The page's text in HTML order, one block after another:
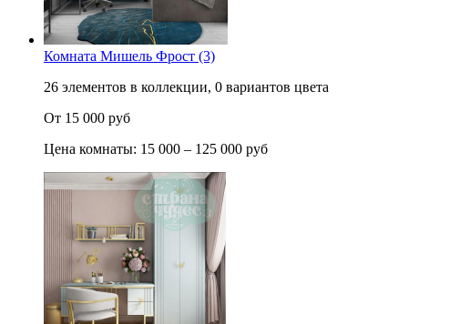
Комната Мишель Фрост (3)
26 элементов в коллекции, 0 вариантов цвета
От 15 000 руб
Цена комнаты: 15 000 – 125 000 руб